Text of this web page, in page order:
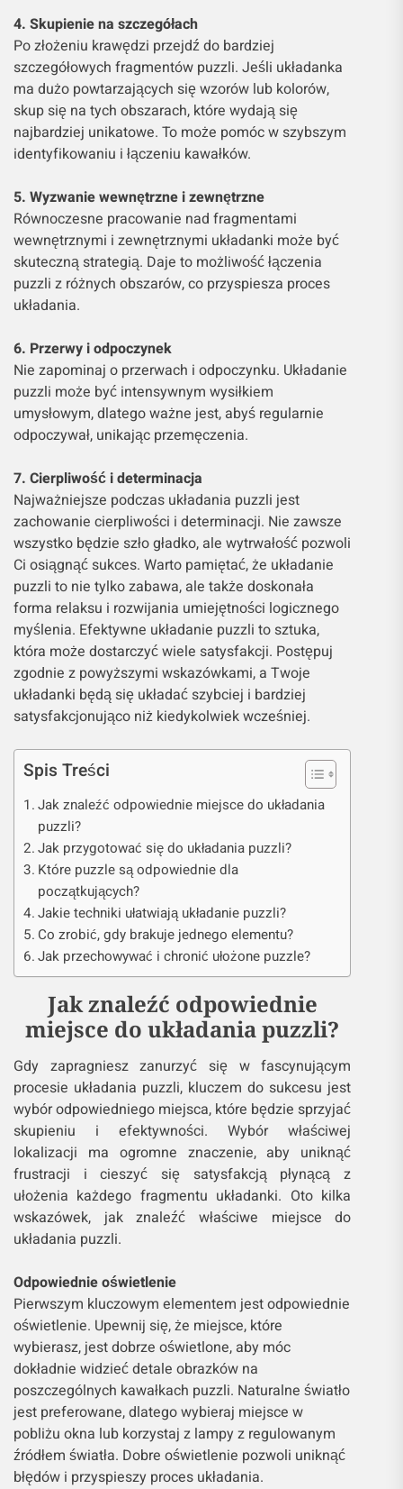
4. Skupienie na szczegółach
Po złożeniu krawędzi przejdź do bardziej
szczegółowych fragmentów puzzli. Jeśli układanka
ma dużo powtarzających się wzorów lub kolorów,
skup się na tych obszarach, które wydają się
najbardziej unikatowe. To może pomóc w szybszym
identyfikowaniu i łączeniu kawałków.
5. Wyzwanie wewnętrzne i zewnętrzne
Równoczesne pracowanie nad fragmentami
wewnętrznymi i zewnętrznymi układanki może być
skuteczną strategią. Daje to możliwość łączenia
puzzli z różnych obszarów, co przyspiesza proces
układania.
6. Przerwy i odpoczynek
Nie zapominaj o przerwach i odpoczynku. Układanie
puzzli może być intensywnym wysiłkiem
umysłowym, dlatego ważne jest, abyś regularnie
odpoczywał, unikając przemęczenia.
7. Cierpliwość i determinacja
Najważniejsze podczas układania puzzli jest
zachowanie cierpliwości i determinacji. Nie zawsze
wszystko będzie szło gładko, ale wytrwałość pozwoli
Ci osiągnąć sukces. Warto pamiętać, że układanie
puzzli to nie tylko zabawa, ale także doskonała
forma relaksu i rozwijania umiejętności logicznego
myślenia. Efektywne układanie puzzli to sztuka,
która może dostarczyć wiele satysfakcji. Postępuj
zgodnie z powyższymi wskazówkami, a Twoje
układanki będą się układać szybciej i bardziej
satysfakcjonująco niż kiedykolwiek wcześniej.
Spis Treści
Jak znaleźć odpowiednie miejsce do układania
puzzli?
Jak przygotować się do układania puzzli?
Które puzzle są odpowiednie dla
początkujących?
Jakie techniki ułatwiają układanie puzzli?
Co zrobić, gdy brakuje jednego elementu?
Jak przechowywać i chronić ułożone puzzle?
Jak znaleźć odpowiednie
miejsce do układania puzzli?
Gdy zapragniesz zanurzyć się w fascynującym
procesie układania puzzli, kluczem do sukcesu jest
wybór odpowiedniego miejsca, które będzie sprzyjać
skupieniu i efektywności. Wybór właściwej
lokalizacji ma ogromne znaczenie, aby uniknąć
frustracji i cieszyć się satysfakcją płynącą z
ułożenia każdego fragmentu układanki. Oto kilka
wskazówek, jak znaleźć właściwe miejsce do
układania puzzli.
Odpowiednie oświetlenie
Pierwszym kluczowym elementem jest odpowiednie
oświetlenie. Upewnij się, że miejsce, które
wybierasz, jest dobrze oświetlone, aby móc
dokładnie widzieć detale obrazków na
poszczególnych kawałkach puzzli. Naturalne światło
jest preferowane, dlatego wybieraj miejsce w
pobliżu okna lub korzystaj z lampy z regulowanym
źródłem światła. Dobre oświetlenie pozwoli uniknąć
błędów i przyspieszy proces układania.